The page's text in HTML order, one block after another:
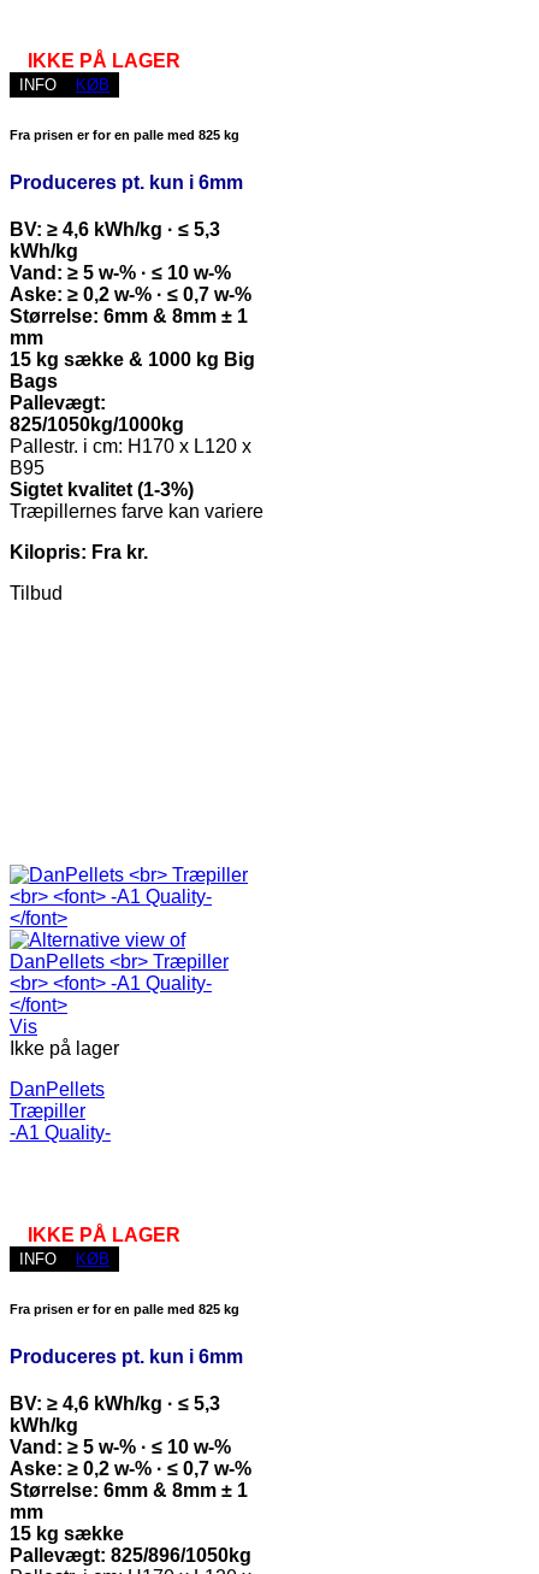
IKKE PÅ LAGER
INFO KØB
Fra prisen er for en palle med 825 kg
Produceres pt. kun i 6mm
BV: ≥ 4,6 kWh/kg · ≤ 5,3
kWh/kg
Vand: ≥ 5 w-% · ≤ 10 w-%
Aske: ≥ 0,2 w-% · ≤ 0,7 w-%
Størrelse: 6mm & 8mm ± 1
mm
15 kg sække & 1000 kg Big
Bags
Pallevægt:
825/1050kg/1000kg
Pallestr. i cm: H170 x L120 x
B95
Sigtet kvalitet (1-3%)
Træpillernes farve kan variere
Kilopris: Fra kr.
Tilbud
Vis
Ikke på lager
DanPellets
Træpiller
-A1 Quality-
IKKE PÅ LAGER
INFO KØB
Fra prisen er for en palle med 825 kg
Produceres pt. kun i 6mm
BV: ≥ 4,6 kWh/kg · ≤ 5,3
kWh/kg
Vand: ≥ 5 w-% · ≤ 10 w-%
Aske: ≥ 0,2 w-% · ≤ 0,7 w-%
Størrelse: 6mm & 8mm ± 1
mm
15 kg sække
Pallevægt: 825/896/1050kg